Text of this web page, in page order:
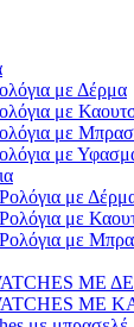
με Δέρμα
με
με
με
με
Ρολόγια με
Ρολόγια με
ΜΕ
ΜΕ